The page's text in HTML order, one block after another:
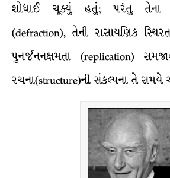
શોધાઈ ચૂક્યું હતું; પરંતુ તેના
(defraction), તેની રાસાયણિક
પુનર્જનનક્ષમતા (replication)
રચના(structure)ની સંકલ્પના તે સમયે